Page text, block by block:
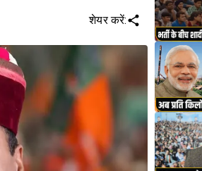
शेयर करें: